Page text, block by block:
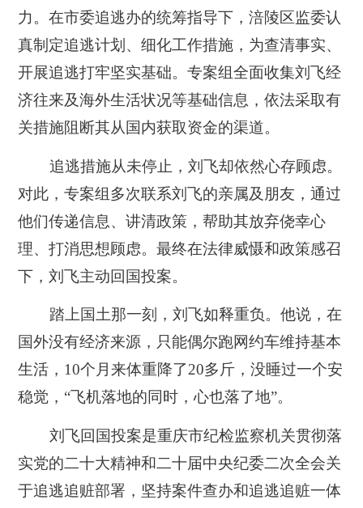
力。在市委追逃办的统筹指导下，涪陵区监委认
真制定追逃计划、细化工作措施，为查清事实、
开展追逃打牢坚实基础。专案组全面收集刘飞经
济往来及海外生活状况等基础信息，依法采取有
关措施阻断其从国内获取资金的渠道。
追逃措施从未停止，刘飞却依然心存顾虑。
对此，专案组多次联系刘飞的亲属及朋友，通过
他们传递信息、讲清政策，帮助其放弃侥幸心
理、打消思想顾虑。最终在法律威慑和政策感召
下，刘飞主动回国投案。
踏上国土那一刻，刘飞如释重负。他说，在
国外没有经济来源，只能偶尔跑网约车维持基本
生活，10个月来体重降了20多斤，没睡过一个安
稳觉，“飞机落地的同时，心也落了地”。
刘飞回国投案是重庆市纪检监察机关贯彻落
实党的二十大精神和二十届中央纪委二次全会关
于追逃追赃部署，坚持案件查办和追逃追赃一体